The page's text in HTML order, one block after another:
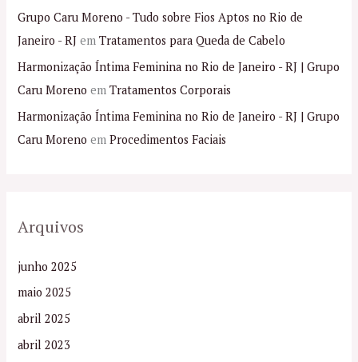
Grupo Caru Moreno - Tudo sobre Fios Aptos no Rio de
Janeiro - RJ emTratamentos para Queda de Cabelo
Harmonização Íntima Feminina no Rio de Janeiro - RJ | Grupo
Caru Moreno emTratamentos Corporais
Harmonização Íntima Feminina no Rio de Janeiro - RJ | Grupo
Caru Moreno emProcedimentos Faciais
Arquivos
junho 2025
maio 2025
abril 2025
abril 2023